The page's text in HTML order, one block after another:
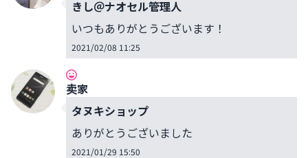
きし＠ナオセル管理人
いつもありがとうございます！
2021/02/08 11:25
卖家
タヌキショップ
ありがとうございました
2021/01/29 15:50